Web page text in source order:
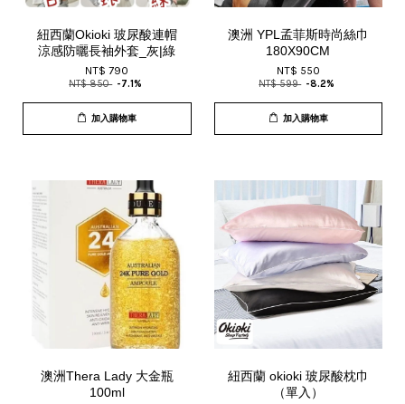
紐西蘭Okioki 玻尿酸連帽
涼感防曬長袖外套_灰|綠
NT$ 790
NT$ 850 -7.1%
加入購物車
澳洲 YPL孟菲斯時尚絲巾
180X90CM
NT$ 550
NT$ 599 -8.2%
加入購物車
澳洲Thera Lady 大金瓶
100ml
紐西蘭 okioki 玻尿酸枕巾
（單入）